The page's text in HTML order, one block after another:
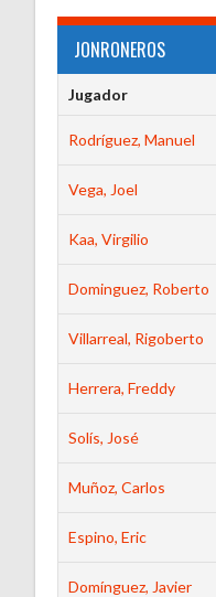
JONRONEROS
Jugador
Rodríguez, Manuel
Vega, Joel
Kaa, Virgilio
Dominguez, Roberto
Villarreal, Rigoberto
Herrera, Freddy
Solís, José
Muñoz, Carlos
Espino, Eric
Domínguez, Javier